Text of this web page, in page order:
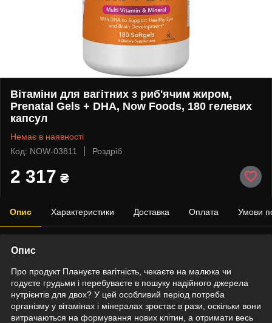
Вітаміни для вагітних з риб'ячим жиром,
Prenatal Gels + DHA, Now Foods, 180 гелевих
капсул
Немає в наявності
Код: NOW-03811
Роздріб
2 317 ₴
Опис Характеристики Доставка Оплата Умови
Опис
Про продукт Плануєте вагітність, чекаєте на малюка чи
годуєте грудьми і перебуваєте в пошуку надійного джерела
нутрієнтів для двох? У цей особливий період потреба
організму у вітамінах і мінералах зростає в рази, оскільки вони
витрачаються на формування нових клітин, а отримати весь